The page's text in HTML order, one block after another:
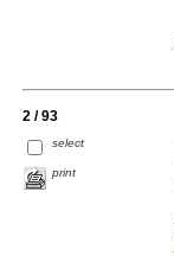
2 / 93
select
print